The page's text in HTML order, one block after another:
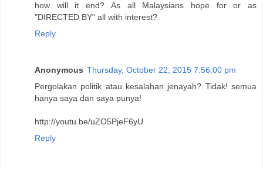
how will it end? As all Malaysians hope for or as
"DIRECTED BY" all with interest?
Reply
Anonymous Thursday, October 22, 2015 7:56:00 pm
Pergolakan politik atau kesalahan jenayah? Tidak! semua
hanya saya dan saya punya!
http://youtu.be/uZO5PjeF6yU
Reply